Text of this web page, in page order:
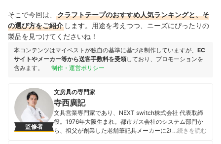
そこで今回は、
クラフトテープのおすすめ人気ランキングと、そ
の選び方をご紹介 します。用途を考えつつ、ニーズにぴったりの
製品を見つけてくださいね！
本コンテンツはマイベストが独自の基準に基づき制作していますが、 EC
サイトやメーカー等から送客手数料を受領しており、プロモーションを
含みます。
制作・運営ポリシー
監修者
文房具の専門家
寺西廣記
文具営業専門家であり、NEXT switch株式会社 代表取締
役。1976年大阪生まれ。都市ガス会社のシステム部門か
ら、祖父が創業した老舗筆記具メーカーに2006年に転
…続きを読む